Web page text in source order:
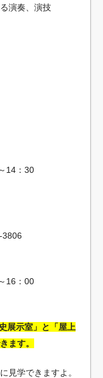
演奏、演技
14：30
3806
16：00
展示室」と「屋上
ます。
見学できますよ。